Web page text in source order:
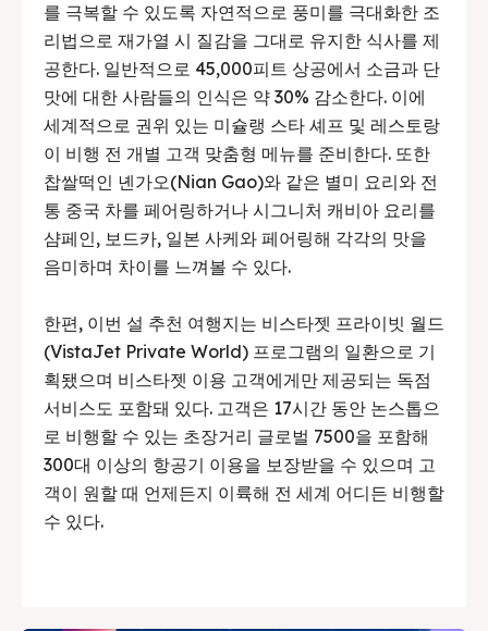
를 극복할 수 있도록 자연적으로 풍미를 극대화한 조
리법으로 재가열 시 질감을 그대로 유지한 식사를 제
공한다. 일반적으로 45,000피트 상공에서 소금과 단
맛에 대한 사람들의 인식은 약 30% 감소한다. 이에
세계적으로 권위 있는 미슐랭 스타 셰프 및 레스토랑
이 비행 전 개별 고객 맞춤형 메뉴를 준비한다. 또한
찹쌀떡인 녠가오(Nian Gao)와 같은 별미 요리와 전
통 중국 차를 페어링하거나 시그니처 캐비아 요리를
샴페인, 보드카, 일본 사케와 페어링해 각각의 맛을
음미하며 차이를 느껴볼 수 있다.
한편, 이번 설 추천 여행지는 비스타젯 프라이빗 월드
(VistaJet Private World) 프로그램의 일환으로 기
획됐으며 비스타젯 이용 고객에게만 제공되는 독점
서비스도 포함돼 있다. 고객은 17시간 동안 논스톱으
로 비행할 수 있는 초장거리 글로벌 7500을 포함해
300대 이상의 항공기 이용을 보장받을 수 있으며 고
객이 원할 때 언제든지 이륙해 전 세계 어디든 비행할
수 있다.